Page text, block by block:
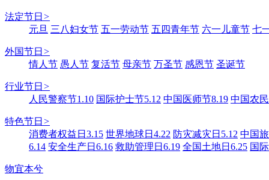
法定节日 >
元旦 三八妇女节 五一劳动节 五四青年节 六一儿童节 七
外国节日 >
情人节 愚人节 复活节 母亲节 万圣节 感恩节 圣诞节
行业节日 >
人民警察节1.10 国际护士节5.12 中国医师节8.19 中国农
特色节日 >
消费者权益日3.15 世界地球日4.22 防灾减灾日5.12 中国
6.14 安全生产日6.16 救助管理日6.19 全国土地日6.25 国
物宜本兮